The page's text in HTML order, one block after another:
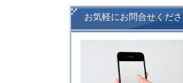
お気軽にお問合せくだ